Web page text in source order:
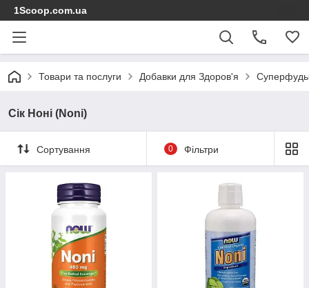
1Scoop.com.ua
Товари та послуги Добавки для Здоров'я
Сік Ноні (Noni)
Сортування 0 Фільтри